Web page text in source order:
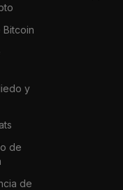
Bitcoin
y
de
de